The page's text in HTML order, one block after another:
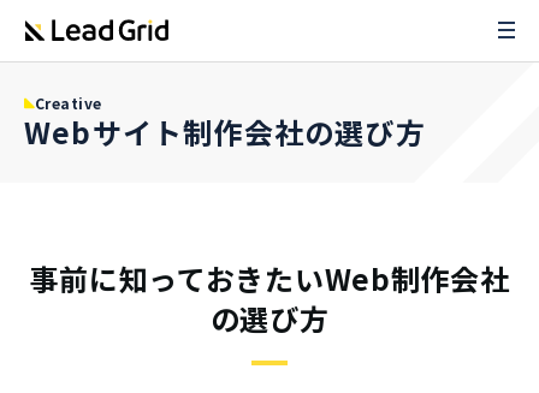
Creative
Webサイト制作会社の選び方
事前に知っておきたいWeb制作会社
の選び方